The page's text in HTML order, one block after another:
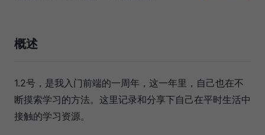
概述
1.2号，是我入门前端的一周年，这一年里，自己也在不
断摸索学习的方法。这里记录和分享下自己在平时生活中
接触的学习资源。